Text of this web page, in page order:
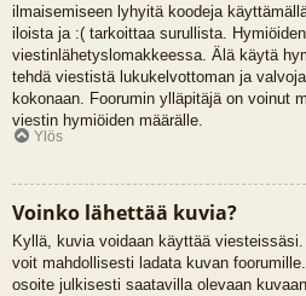
ilmaisemiseen lyhyitä koodeja
iloista ja :( tarkoittaa surullista.
viestinlähetyslomakkeessa. Älä käytä
tehdä viestistä lukukelvottoman ja
kokonaan. Foorumin ylläpitäjä on voinut
viestin hymiöiden määrälle.
Ylös
Voinko lähettää kuvia?
Kyllä, kuvia voidaan käyttää
voit mahdollisesti ladata kuvan
osoite julkisesti saatavilla olevaan